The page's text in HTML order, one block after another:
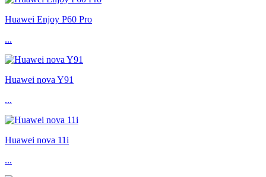
Huawei Enjoy P60 Pro
...
Huawei nova Y91
...
Huawei nova 11i
...